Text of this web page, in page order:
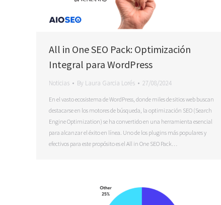
All in One SEO Pack: Optimización
Integral para WordPress
Noticias By Laura Garcia Lorés 27/08/2024
En el vasto ecosistema de WordPress, donde miles de sitios web buscan
destacarse en los motores de búsqueda, la optimización SEO (Search
Engine Optimization) se ha convertido en una herramienta esencial
para alcanzar el éxito en línea. Uno de los plugins más populares y
efectivos para este propósito es el All in One SEO Pack…